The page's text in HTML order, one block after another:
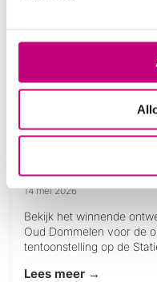
14 mei 2026
Bekijk het winnende
Oud Dommelen voor de
tentoonstelling op de
Lees meer →